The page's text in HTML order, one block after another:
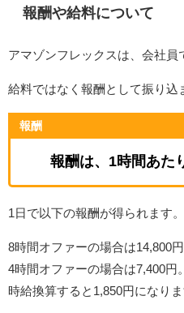
報酬や給料について
アマゾンフレックスは、会社員
給料ではなく報酬として振り込
報酬
報酬は、1時間あた
1日で以下の報酬が得られます。
8時間オファーの場合は14,800円
4時間オファーの場合は7,400円。
時給換算すると1,850円になりま